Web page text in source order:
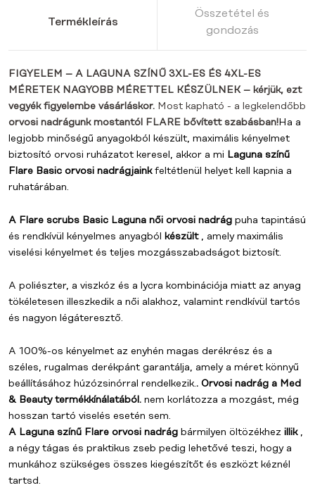
Termékleírás
Összetétel és
gondozás
FIGYELEM – A LAGUNA SZÍNŰ 3XL-ES ÉS 4XL-ES
MÉRETEK NAGYOBB MÉRETTEL KÉSZÜLNEK – kérjük, ezt
vegyék figyelembe vásárláskor. Most kapható - a legkelendőbb
orvosi nadrágunk mostantól FLARE bővített szabásban!Ha a
legjobb minőségű anyagokból készült, maximális kényelmet
biztosító orvosi ruházatot keresel, akkor a mi Laguna színű
Flare Basic orvosi nadrágjainkfeltétlenül helyet kell kapnia a
ruhatárában.
A Flare scrubs Basic Laguna női orvosi nadrág puha tapintású
és rendkívül kényelmes anyagból
készült , amely maximális
viselési kényelmet és teljes mozgásszabadságot biztosít.
A poliészter, a viszkóz és a lycra kombinációja miatt az anyag
tökéletesen illeszkedik a női alakhoz, valamint rendkívül tartós
és nagyon légáteresztő.
A 100%-os kényelmet az enyhén magas derékrész és a
széles, rugalmas derékpánt garantálja, amely a méret könnyű
beállításához húzózsinórral rendelkezik.. Orvosi nadrág a Med
& Beauty termékkínálatából. nem korlátozza a mozgást, még
hosszan tartó viselés esetén sem.
A Laguna színű Flare orvosi nadrág bármilyen öltözékhez illik ,
a négy tágas és praktikus zseb pedig lehetővé teszi, hogy a
munkához szükséges összes kiegészítőt és eszközt kéznél
tartsd.